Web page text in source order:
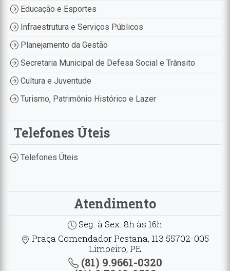
Educação e Esportes
Infraestrutura e Serviços Públicos
Planejamento da Gestão
Secretaria Municipal de Defesa Social e Trânsito
Cultura e Juventude
Turismo, Patrimônio Histórico e Lazer
Telefones Úteis
Telefones Úteis
Atendimento
Seg. à Sex. 8h às 16h
Praça Comendador Pestana, 113 55702-005
Limoeiro, PE
(81) 9.9661-0320